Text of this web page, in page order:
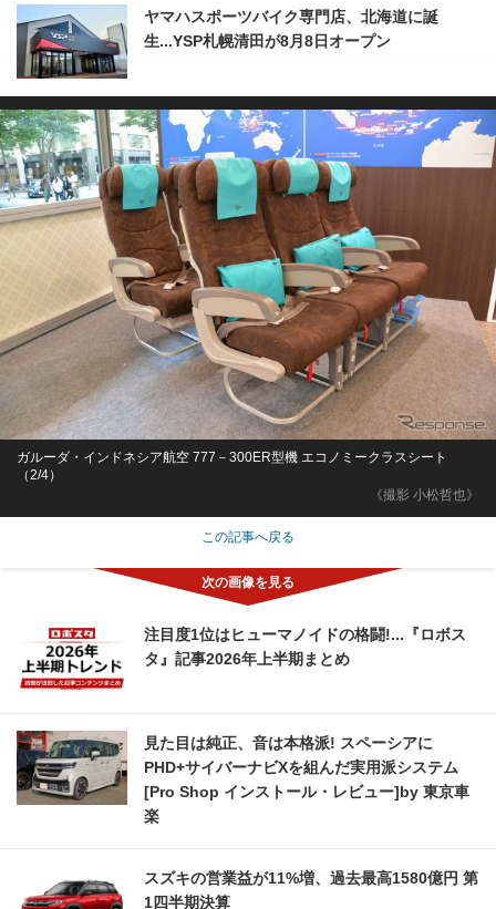
ヤマハスポーツバイク専門店、北海道に誕
生...YSP札幌清田が8月8日オープン
《撮影 小松哲也》
ガルーダ・インドネシア航空 777－300ER型機 エコノミークラスシート
（2/4）
この記事へ戻る
注目度1位はヒューマノイドの格闘!...『ロボス
タ』記事2026年上半期まとめ
見た目は純正、音は本格派! スペーシアに
PHD+サイバーナビXを組んだ実用派システム
[Pro Shop インストール・レビュー]by 東京車
楽
スズキの営業益が11%増、過去最高1580億円 第
1四半期決算